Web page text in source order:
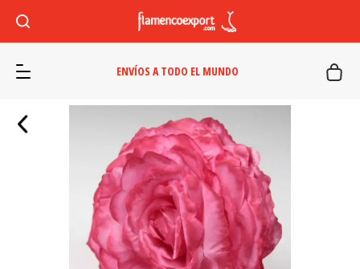
ENVÍOS A TODO EL MUNDO